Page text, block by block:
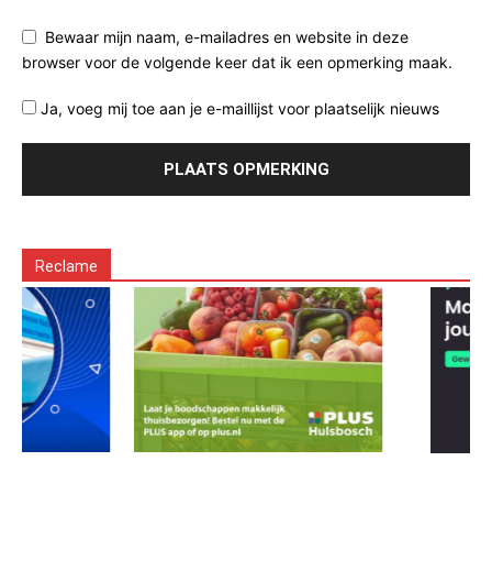
Bewaar mijn naam, e-mailadres en website in deze
browser voor de volgende keer dat ik een opmerking maak.
Ja, voeg mij toe aan je e-maillijst voor plaatselijk nieuws
Reclame